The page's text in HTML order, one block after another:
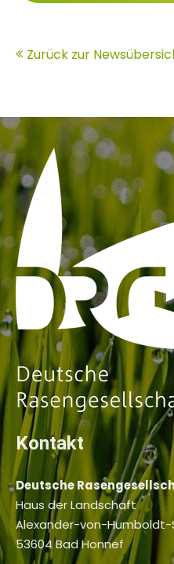
Zurück zur
Kontakt
Deutsche
Haus der Landschaft
Alexander-von-
53604 Bad Honnef